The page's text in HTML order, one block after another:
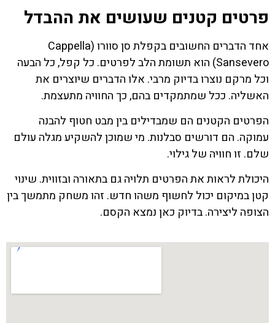
פרטים קטנים שעושים את ההבדל
אחד הדברים החשובים בקפלת סן סוורו (Cappella
Sansevero) הוא תשומת הלב לפרטים. כל קפל, כל הבעה
וכל מרקם נוצרו בדיוק מרבי. אלו הדברים שיוצרים את
האשליה. ככל שמתמקדים בהם, כך החוויה מתעצמת.
הפרטים הקטנים הם שמבדילים בין מבט חטוף להבנה
עמוקה. הם דורשים סבלנות. מי שמוכן להשקיע מגלה עולם
שלם. זו חוויה של גילוי.
היכולת לראות את הפרטים תלויה גם בתאורה ובזווית. שינוי
קטן במיקום יכול לחשוף משהו חדש. זהו משחק מתמשך בין
הצופה ליצירה. בדיוק כאן נמצא הקסם.